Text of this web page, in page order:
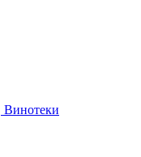
Винотеки